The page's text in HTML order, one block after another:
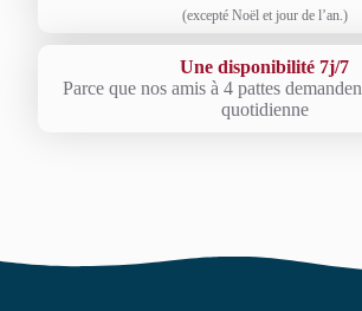
(excepté Noël et jour de l’an.)
Une disponibilité 7j/7
Parce que nos amis à 4 pattes
quotidienne